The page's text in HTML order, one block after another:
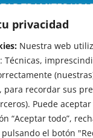
privacidad
Nuestra web
Técnicas,
para recordar sus
Puede
“Aceptar todo”,
el botón
TRAMITES
(pinchar aquí)
EN LAS REDES